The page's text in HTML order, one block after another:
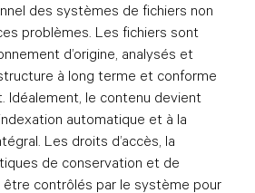
des systèmes de fichiers non
problèmes. Les fichiers sont
d’origine, analysés et
à long terme et conforme
Idéalement, le contenu devient
automatique et à la
Les droits d’accès, la
de conservation et de
contrôlés par le système pour